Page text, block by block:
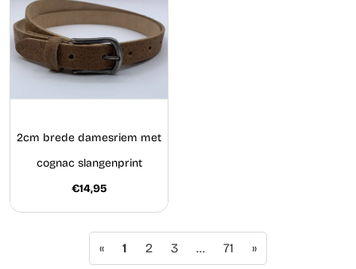
2cm brede damesriem met
cognac slangenprint
€14,95
« 1 2 3 … 71 »